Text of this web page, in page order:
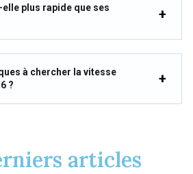
elle plus rapide que ses
à chercher la vitesse
?
articles